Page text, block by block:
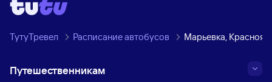
ТутуТревел Расписание автобусов Марьевка,
Путешественникам